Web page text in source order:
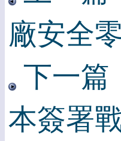
廠安全
下一篇
本簽署